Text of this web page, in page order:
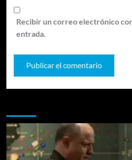
Recibir un correo electrónico
entrada.